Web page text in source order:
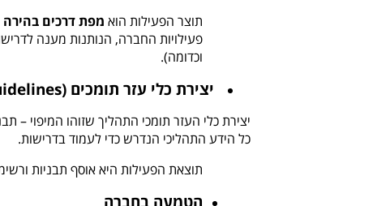
תוצר הפעילות הוא מפת דרכים בהירה
פעילויות החברה, הנותנות מענה
וכדומה).
יצירת כלי עזר תומכים (Templates, Checklists, Guidelines)
כל הידע התהליכי הנדרש כדי לעמוד בדרישות.
תוצאת הפעילות היא אוסף תבניות
הטמעה בחברה